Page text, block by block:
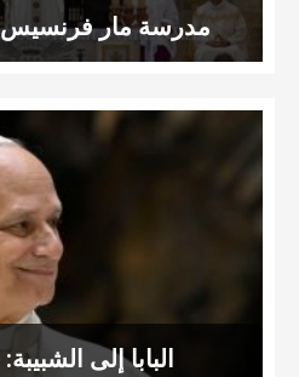
مدرسة مار فرنسيس
البابا إلى